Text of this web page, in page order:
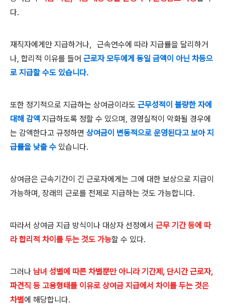
다.
재직자에게만 지급하거나， 근속연수에 따라 지급률을 달리하거
나, 합리적 이유를 들어 근로자 모두에게 동일 금액이 아닌 차등으
로 지급할 수도 있습니다.
또한 정기적으로 지급하는 상여금이라도 근무성적이 불량한 자에
대해 감액 지급하도록 정할 수 있으며, 경영실적이 악화될 경우에
는 감액한다고 규정하면 상여금이 변동적으로 운영된다고 보아 지
급률을 낮출 수 있습니다.
상여금은 근속기간이 긴 근로자에게는 그에 대한 보상으로 지급이
가능하며, 장래의 근로를 전제로 지급하는 것도 가능합니다.
따라서 상여금 지급 방식이나 대상자 선정에서 근무 기간 등에 따
라 합리적 차이를 두는 것도 가능할 수 있다.
그러나 남녀 성별에 따른 차별뿐만 아니라 기간제 , 단시간 근로자,
파견직 등 고용형태를 이유로 상여금 지급에서 차이를 두는 것은
차별에 해당합니다.